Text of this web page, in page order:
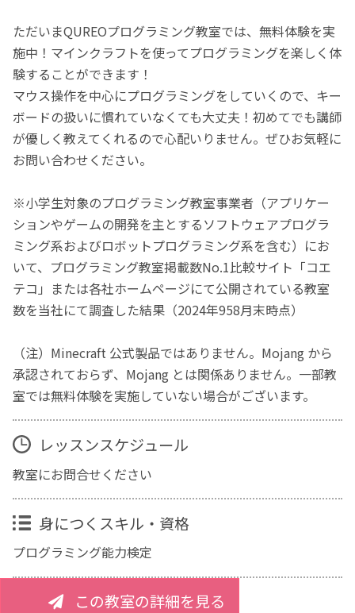
ただいまQUREOプログラミング教室では、無料体験を実
施中！マインクラフトを使ってプログラミングを楽しく体
験することができます！
マウス操作を中心にプログラミングをしていくので、キー
ボードの扱いに慣れていなくても大丈夫！初めてでも講師
が優しく教えてくれるので心配いりません。ぜひお気軽に
お問い合わせください。
※小学生対象のプログラミング教室事業者（アプリケー
ションやゲームの開発を主とするソフトウェアプログラ
ミング系およびロボットプログラミング系を含む）にお
いて、プログラミング教室掲載数No.1比較サイト「コエ
テコ」または各社ホームページにて公開されている教室
数を当社にて調査した結果（2024年958月末時点）
（注）Minecraft 公式製品ではありません。Mojang から
承認されておらず、Mojang とは関係ありません。一部教
室では無料体験を実施していない場合がございます。
レッスンスケジュール
教室にお問合せください
身につくスキル・資格
プログラミング能力検定
この教室の詳細を見る